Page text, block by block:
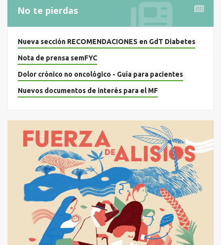
No te pierdas
Nueva sección RECOMENDACIONES en GdT Diabetes
Nota de prensa semFYC
Dolor crónico no oncológico - Guía para pacientes
Nuevos documentos de interés para el MF